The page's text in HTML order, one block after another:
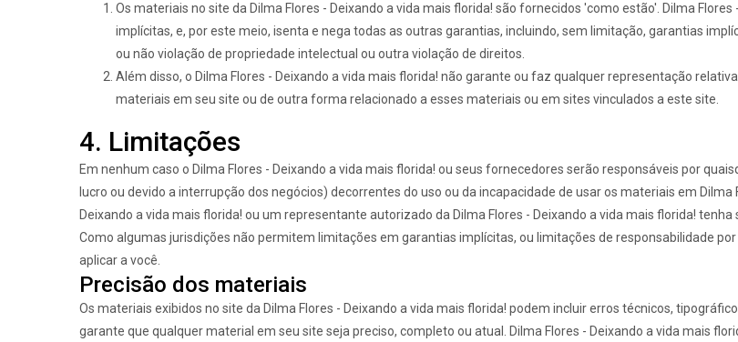
Os materiais no site da Dilma Flores - Deixando a vida mais florida! são fornecidos 'como estão'. Dilma
implícitas, e, por este meio, isenta e nega todas as outras garantias, incluindo, sem limitação, garantias
ou não violação de propriedade intelectual ou outra violação de direitos.
Além disso, o Dilma Flores - Deixando a vida mais florida! não garante ou faz qualquer representação
materiais em seu site ou de outra forma relacionado a esses materiais ou em sites vinculados a este site.
4. Limitações
Em nenhum caso o Dilma Flores - Deixando a vida mais florida! ou seus fornecedores serão responsáveis ​​por
lucro ou devido a interrupção dos negócios) decorrentes do uso ou da incapacidade de usar os materiais em
Deixando a vida mais florida! ou um representante autorizado da Dilma Flores - Deixando a vida mais florida!
Como algumas jurisdições não permitem limitações em garantias implícitas, ou limitações de responsabilidade
aplicar a você.
Precisão dos materiais
Os materiais exibidos no site da Dilma Flores - Deixando a vida mais florida! podem incluir erros técnicos,
garante que qualquer material em seu site seja preciso, completo ou atual. Dilma Flores - Deixando a vida mais